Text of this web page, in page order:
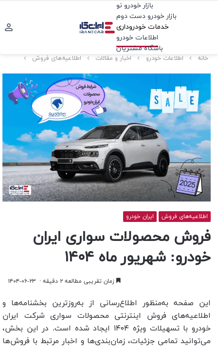
بازار خودرو نو
بازار خودرو دست دوم
خدمات خودروداری
اطلاعات خودرو
باشگاه مشتریان
خانه اطلاعات خودرو اخبار و مقالات اطلاعیه‌های فروش
اطلاعیه‌های فروش ایران خودرو
فروش محصولات سواری ایران
خودرو: شهریور ماه ۱۴۰۴
۱۴۰۴-۰۶-۲۳ زمان تقریبی مطالعه ۲ دقیقه
این صفحه به‌منظور اطلاع‌رسانی از به‌روزترین بخشنامه‌ها و
اطلاعیه‌های فروش اینترنتی محصولات سواری شرکت ایران‌
خودرو با تسهیلات ویژه ۱۴۰۴ ایجاد شده است. در این بخش،
می‌توانید تمامی جزئیات، زمان‌بندی‌ها و اخبار مرتبط با فروش‌ها